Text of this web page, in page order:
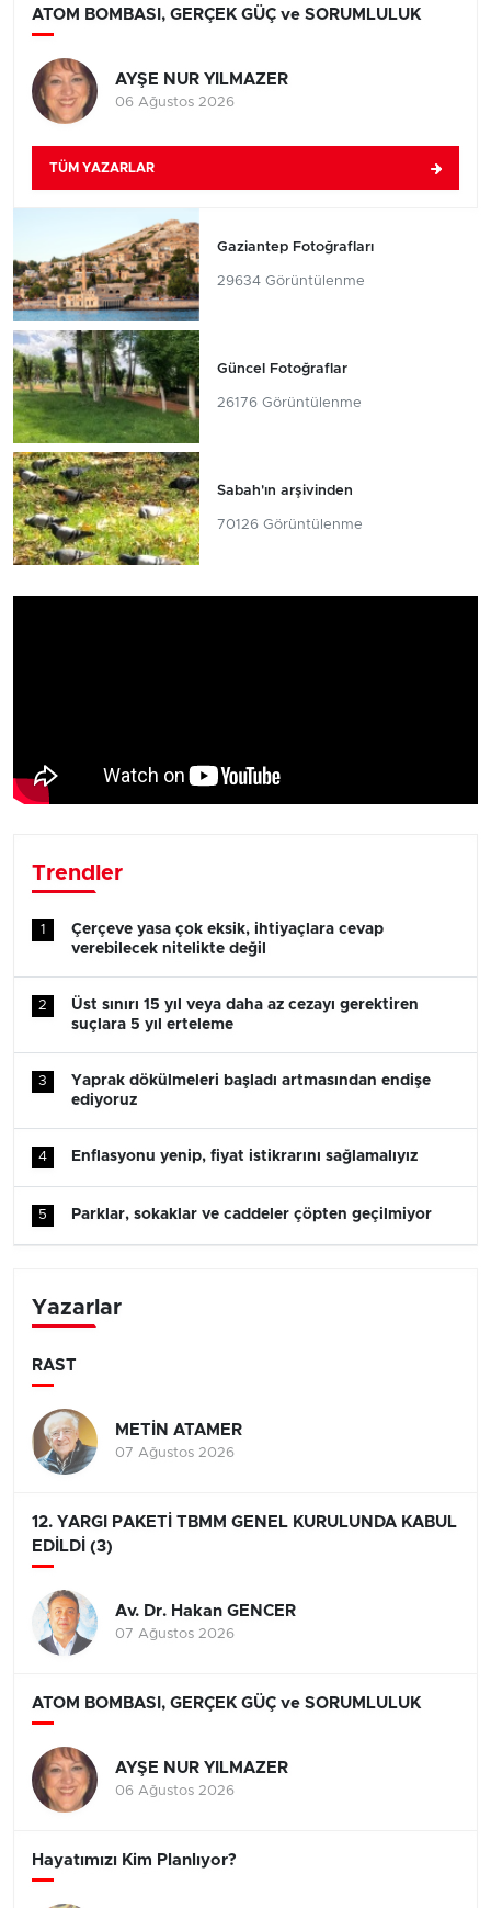
ATOM BOMBASI, GERÇEK GÜÇ ve SORUMLULUK
AYŞE NUR YILMAZER
06 Ağustos 2026
TÜM YAZARLAR
Gaziantep Fotoğrafları
29634 Görüntülenme
Güncel Fotoğraflar
26176 Görüntülenme
Sabah'ın arşivinden
70126 Görüntülenme
Trendler
1
Çerçeve yasa çok eksik, ihtiyaçlara cevap
verebilecek nitelikte değil
2
Üst sınırı 15 yıl veya daha az cezayı gerektiren
suçlara 5 yıl erteleme
3
Yaprak dökülmeleri başladı artmasından endişe
ediyoruz
4 Enflasyonu yenip, fiyat istikrarını sağlamalıyız
5 Parklar, sokaklar ve caddeler çöpten geçilmiyor
Yazarlar
RAST
METİN ATAMER
07 Ağustos 2026
12. YARGI PAKETİ TBMM GENEL KURULUNDA KABUL
EDİLDİ (3)
Av. Dr. Hakan GENCER
07 Ağustos 2026
ATOM BOMBASI, GERÇEK GÜÇ ve SORUMLULUK
AYŞE NUR YILMAZER
06 Ağustos 2026
Hayatımızı Kim Planlıyor?